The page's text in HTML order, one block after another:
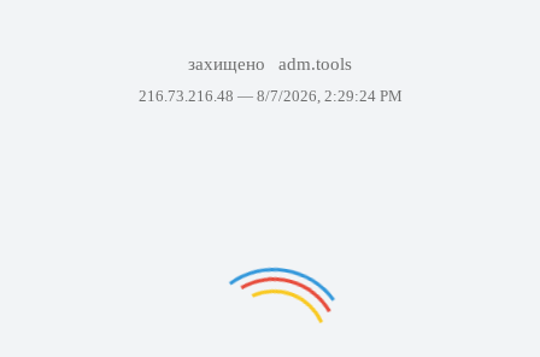
захищено adm.tools
216.73.216.48 — 8/7/2026, 2:29:24 PM